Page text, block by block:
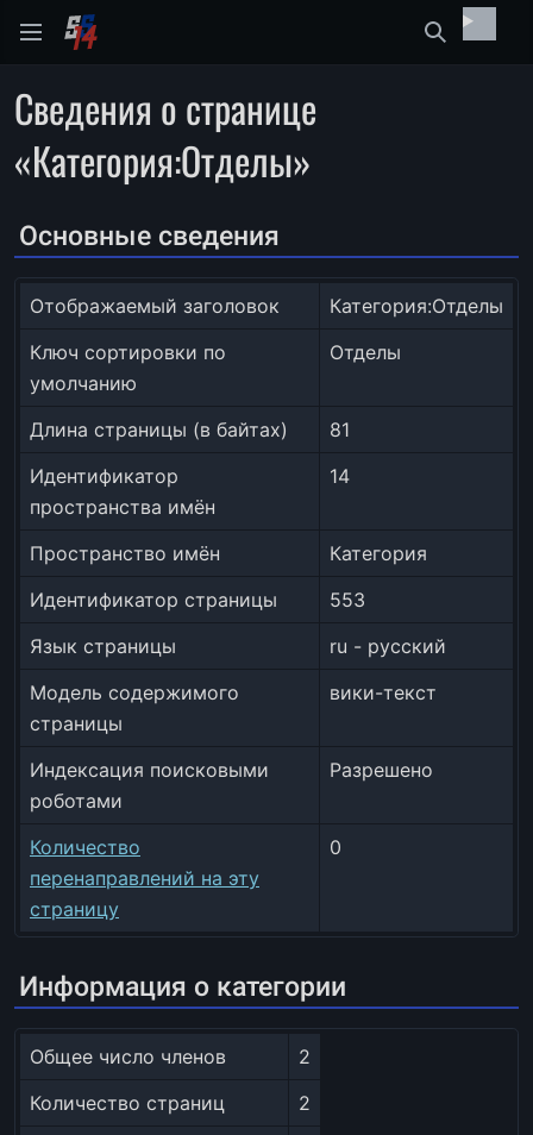
Найти
Сведения о странице
«Категория:Отделы»
Основные сведения
Отображаемый заголовок
Категория:Отделы
Ключ сортировки по
умолчанию
Отделы
Длина страницы (в байтах)
81
Идентификатор
пространства имён
14
Пространство имён
Категория
Идентификатор страницы
553
Язык страницы
ru - русский
Модель содержимого
страницы
вики-текст
Индексация поисковыми
роботами
Разрешено
Количество
перенаправлений на эту
страницу
0
Информация о категории
Общее число членов
2
Количество страниц
2